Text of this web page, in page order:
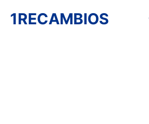
1RECAMBIOS